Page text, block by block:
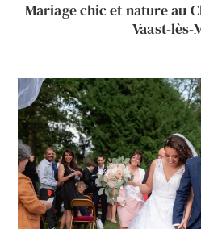
Mariage chic et nature au
Vaast-lès-